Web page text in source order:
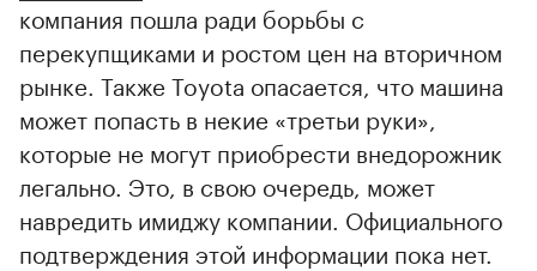
компания пошла ради борьбы с
перекупщиками и ростом цен на вторичном
рынке. Также Toyota опасается, что машина
может попасть в некие «третьи руки»,
которые не могут приобрести внедорожник
легально. Это, в свою очередь, может
навредить имиджу компании. Официального
подтверждения этой информации пока нет.